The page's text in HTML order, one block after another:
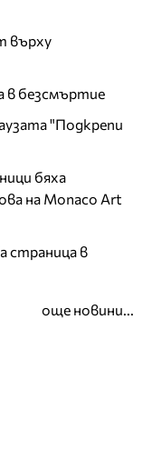
върху
в безсмъртие
"Подкрепи
бяха
на Monaco Art
страница в
още новини...